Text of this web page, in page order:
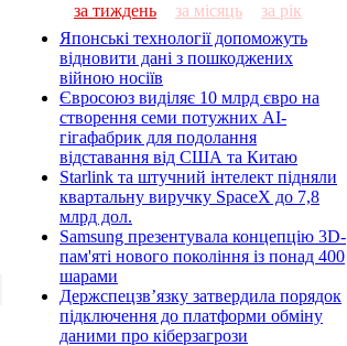
за тиждень за місяць
за рік
Японські технології допоможуть
відновити дані з пошкоджених
війною носіїв
Євросоюз виділяє 10 млрд євро на
створення семи потужних AI-
гігафабрик для подолання
відставання від США та Китаю
Starlink та штучний інтелект підняли
квартальну виручку SpaceX до 7,8
млрд дол.
Samsung презентувала концепцію 3D-
пам'яті нового покоління із понад 400
шарами
Держспецзв’язку затвердила порядок
підключення до платформи обміну
даними про кіберзагрози